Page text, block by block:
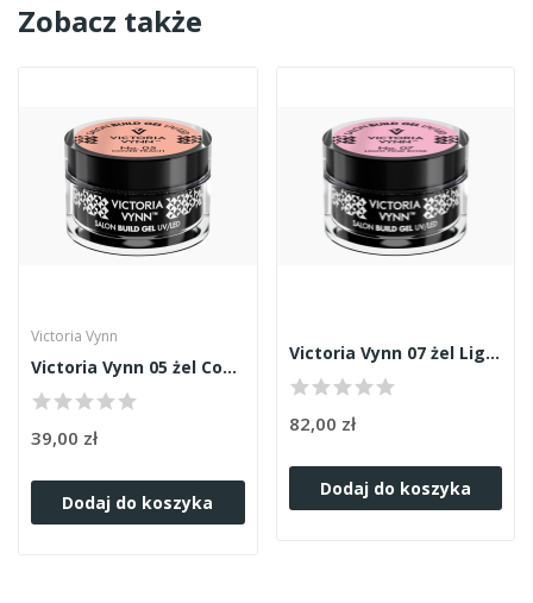
Zobacz także
Victoria Vynn
Victoria Vynn 05 żel Cover Peach 15ml
39,00 zł
Dodaj do koszyka
Victoria Vynn 07 żel Light Pink Rose 50ml
82,00 zł
Dodaj do koszyka